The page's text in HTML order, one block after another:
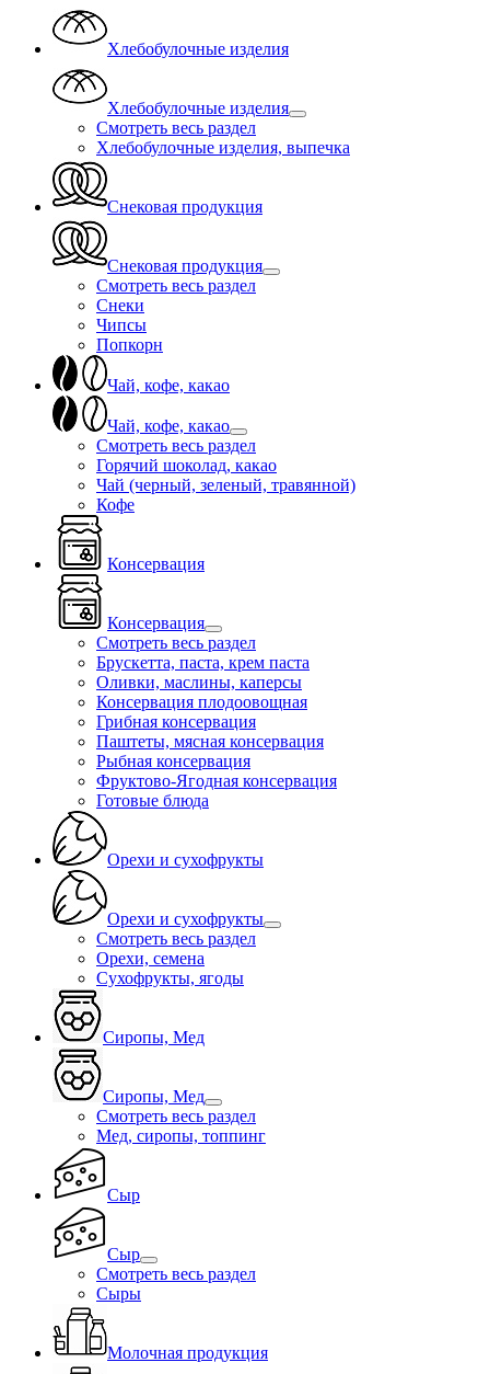
Хлебобулочные изделия
Хлебобулочные изделия
Смотреть весь раздел
Хлебобулочные изделия, выпечка
Снековая продукция
Снековая продукция
Смотреть весь раздел
Снеки
Чипсы
Попкорн
Чай, кофе, какао
Чай, кофе, какао
Смотреть весь раздел
Горячий шоколад, какао
Чай (черный, зеленый, травянной)
Кофе
Консервация
Консервация
Смотреть весь раздел
Брускетта, паста, крем паста
Оливки, маслины, каперсы
Консервация плодоовощная
Грибная консервация
Паштеты, мясная консервация
Рыбная консервация
Фруктово-Ягодная консервация
Готовые блюда
Орехи и сухофрукты
Орехи и сухофрукты
Смотреть весь раздел
Орехи, семена
Сухофрукты, ягоды
Сиропы, Мед
Сиропы, Мед
Смотреть весь раздел
Мед, сиропы, топпинг
Сыр
Сыр
Смотреть весь раздел
Сыры
Молочная продукция